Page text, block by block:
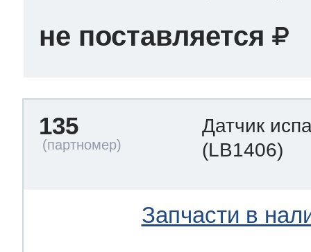
не поставляется
135
Датчик
(LB1406)
Запчасти в